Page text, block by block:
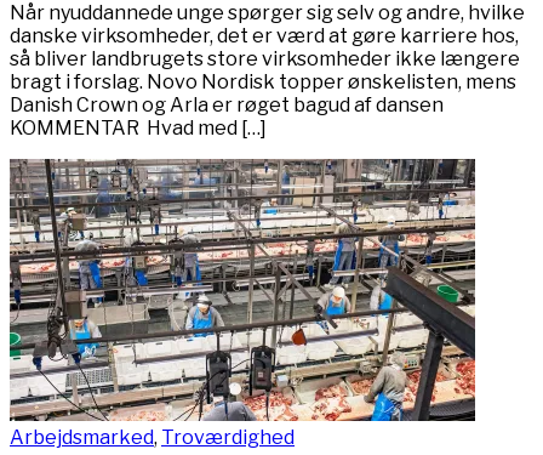
Når nyuddannede unge spørger sig selv og andre, hvilke
danske virksomheder, det er værd at gøre karriere hos,
så bliver landbrugets store virksomheder ikke længere
bragt i forslag. Novo Nordisk topper ønskelisten, mens
Danish Crown og Arla er røget bagud af dansen
KOMMENTAR Hvad med […]
Arbejdsmarked, Troværdighed